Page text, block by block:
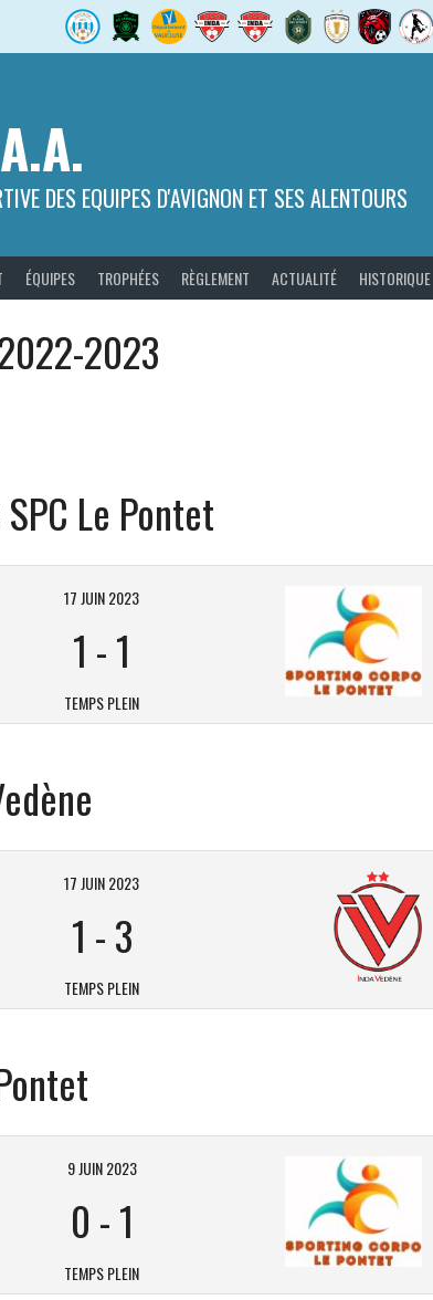
DES EQUIPES D'AVIGNON ET SES ALENTOURS
ÉQUIPES TROPHÉES RÈGLEMENT ACTUALITÉ HISTORIQUE
2023
Le Pontet
17 JUIN 2023
1 -1
TEMPS PLEIN
17 JUIN 2023
1 -3
TEMPS PLEIN
9 JUIN 2023
0 -1
TEMPS PLEIN